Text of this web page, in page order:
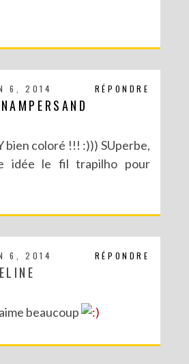
RÉPONDRE
6, 2014
bien coloré !!! :))) SUperbe,
idée le fil trapilho pour
RÉPONDRE
6, 2014
beaucoup